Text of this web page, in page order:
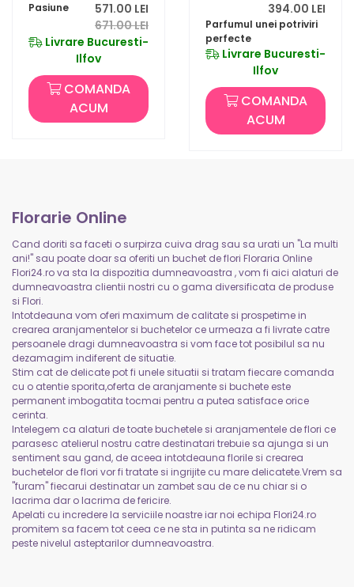
571.00 LEI
671.00 LEI
Pasiune
Livrare Bucuresti-
Ilfov
COMANDA
ACUM
394.00 LEI
Parfumul unei potriviri
perfecte
Livrare Bucuresti-
Ilfov
COMANDA
ACUM
Florarie Online
Cand doriti sa faceti o surpirza cuiva drag sau sa urati un "La multi
ani!" sau poate doar sa oferiti un buchet de flori Floraria Online
Flori24.ro va sta la dispozitia dumneavoastra , vom fi aici alaturi de
dumneavoastra clientii nostri cu o gama diversificata de produse
si Flori.
Intotdeauna vom oferi maximum de calitate si prospetime in
crearea aranjamentelor si buchetelor ce urmeaza a fi livrate catre
persoanele dragi dumneavoastra si vom face tot posibilul sa nu
dezamagim indiferent de situatie.
Stim cat de delicate pot fi unele situatii si tratam fiecare comanda
cu o atentie sporita,oferta de aranjamente si buchete este
permanent imbogatita tocmai pentru a putea satisface orice
cerinta.
Intelegem ca alaturi de toate buchetele si aranjamentele de flori ce
parasesc atelierul nostru catre destinatari trebuie sa ajunga si un
sentiment sau gand, de aceea intotdeauna florile si crearea
buchetelor de flori vor fi tratate si ingrijite cu mare delicatete.Vrem sa
"furam" fiecarui destinatar un zambet sau de ce nu chiar si o
lacrima dar o lacrima de fericire.
Apelati cu incredere la serviciile noastre iar noi echipa Flori24.ro
promitem sa facem tot ceea ce ne sta in putinta sa ne ridicam
peste nivelul asteptarilor dumneavoastra.